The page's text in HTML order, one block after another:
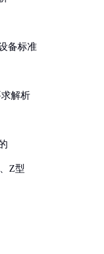
备标准
解析
Z型